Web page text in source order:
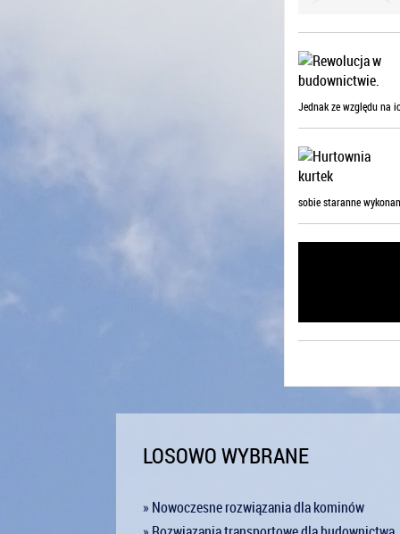
Jednak ze względu na
sobie staranne
LOSOWO WYBRANE
» Nowoczesne rozwiązania dla kominów